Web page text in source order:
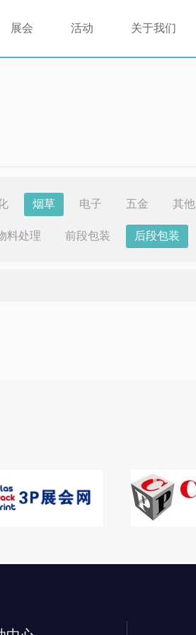
展会 活动 关于我们
烟草 电子 五金 其他
料处理 前段包装 后段包装